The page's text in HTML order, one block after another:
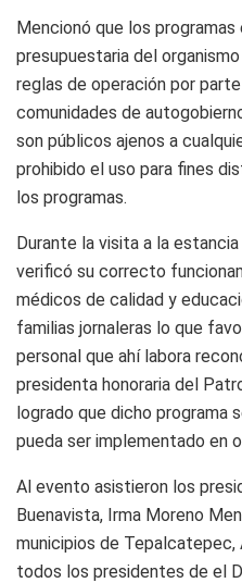
Mencionó que los
presupuestaria del
reglas de operación por
comunidades de
son públicos ajenos a
prohibido el uso para fines
los programas.
Durante la visita a la
verificó su correcto
médicos de calidad y
familias jornaleras lo que
personal que ahí labora
presidenta honoraria del
logrado que dicho programa
pueda ser implementado en
Al evento asistieron los
Buenavista, Irma Moreno
municipios de Tepalcatepec,
todos los presidentes de el